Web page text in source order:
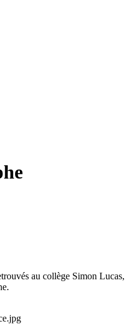
au collège Simon Lucas,